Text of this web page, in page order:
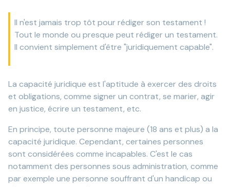
Il n'est jamais trop tôt pour rédiger son testament !
Tout le monde ou presque peut rédiger un testament.
Il convient simplement d'être "juridiquement capable".
La capacité juridique est l'aptitude à exercer des droits
et obligations, comme signer un contrat, se marier, agir
en justice, écrire un testament, etc.
En principe, toute personne majeure (18 ans et plus) a la
capacité juridique. Cependant, certaines personnes
sont considérées comme incapables. C'est le cas
notamment des personnes sous administration, comme
par exemple une personne souffrant d'un handicap ou